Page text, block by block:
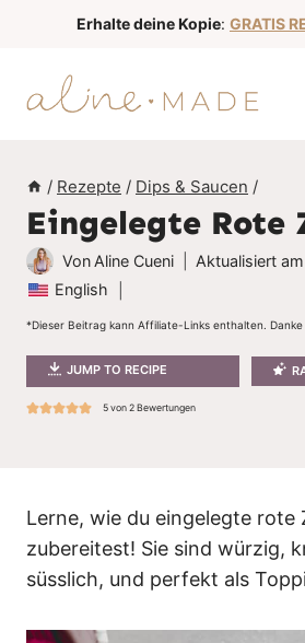
Erhalte deine Kopie: GRATIS
/ Rezepte / Dips & Saucen /
Eingelegte Rote
Von Aline Cueni Aktualisiert am
English
*Dieser Beitrag kann Affiliate-Links enthalten.
JUMP TO RECIPE
5von2Bewertungen
Lerne, wie du eingelegte rote
zubereitest! Sie sind würzig,
süsslich, und perfekt als